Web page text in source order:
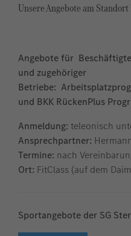
Unsere Angebote am
Angebote für
und zugehöriger
Betriebe:
und BKK RückenPlus
Anmeldung: teleonisch
Ansprechpartner:
Termine: nach
Ort: FitClass (auf dem
Sportangebote der SG